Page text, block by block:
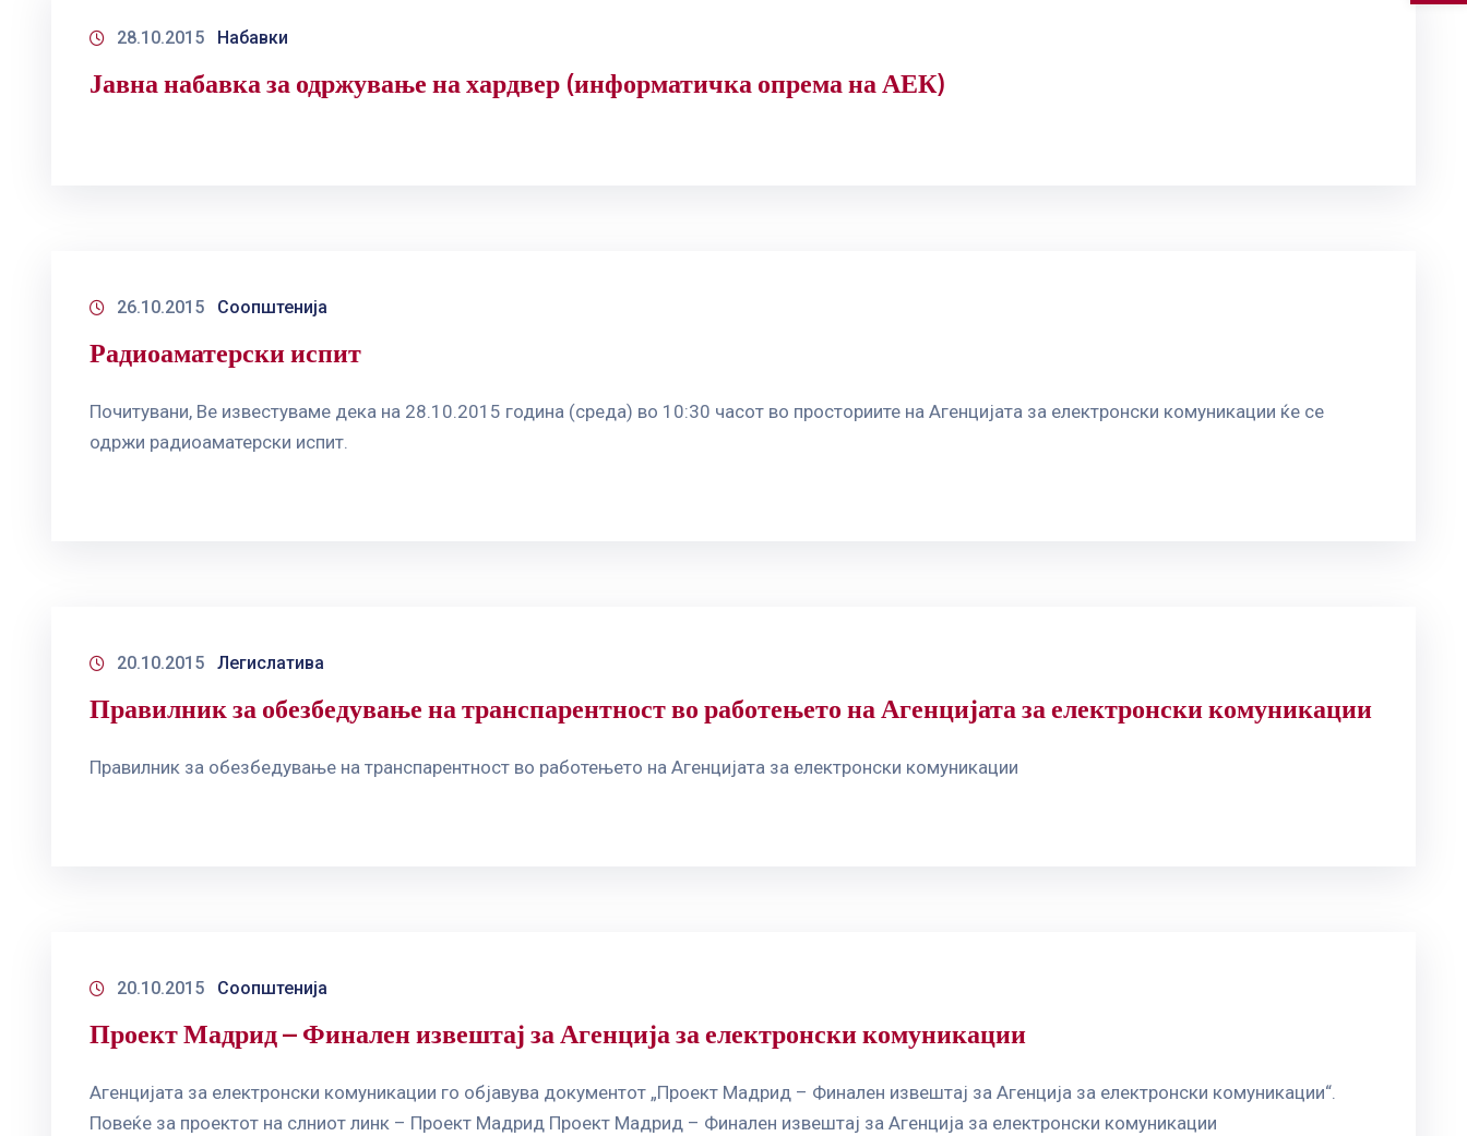
28.10.2015 Набавки
Јавна набавка за одржување на хардвер (информатичка опрема на АЕК)
26.10.2015 Соопштенија
Радиоаматерски испит
Почитувани, Ве известуваме дека на 28.10.2015 година (среда) во 10:30 часот во просториите на Агенцијата за електронски комуникации ќе се
одржи радиоаматерски испит.
20.10.2015 Легислатива
Правилник за обезбедување на транспарентност во работењето на Агенцијата за електронски комуникации
Правилник за обезбедување на транспарентност во работењето на Агенцијата за електронски комуникации
20.10.2015 Соопштенија
Проект Мадрид – Финален извештај за Агенција за електронски комуникации
Агенцијата за електронски комуникации го објавува документот „Проект Мадрид – Финален извештај за Агенција за електронски комуникации“.
Повеќе за проектот на слниот линк – Проект Мадрид Проект Мадрид – Финален извештај за Агенција за електронски комуникации